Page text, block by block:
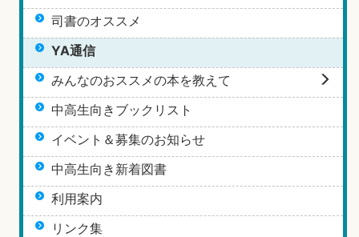
司書のオススメ
YA通信
みんなのおススメの本を教えて
中高生向きブックリスト
イベント＆募集のお知らせ
中高生向き新着図書
利用案内
リンク集